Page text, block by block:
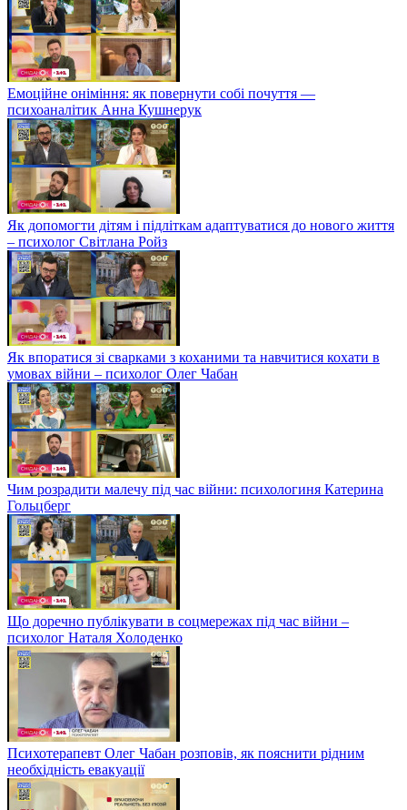
Емоційне оніміння: як повернути собі почуття —
психоаналітик Анна Кушнерук
Як допомогти дітям і підліткам адаптуватися до нового життя
– психолог Світлана Ройз
Як впоратися зі сварками з коханими та навчитися кохати в
умовах війни – психолог Олег Чабан
Чим розрадити малечу під час війни: психологиня Катерина
Гольцберг
Що доречно публікувати в соцмережах під час війни –
психолог Наталя Холоденко
Психотерапевт Олег Чабан розповів, як пояснити рідним
необхідність евакуації